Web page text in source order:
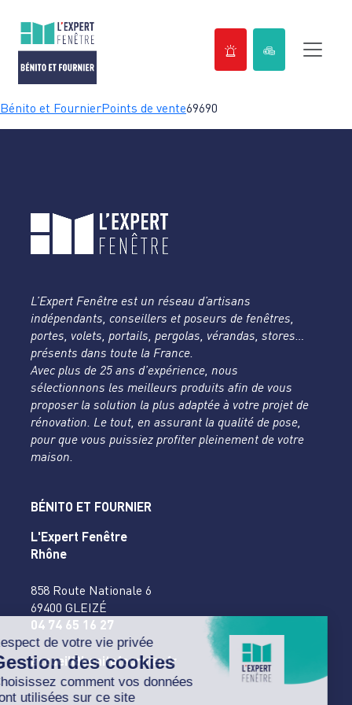
Passer
Bénito et FournierPoints de vente69690
L’Expert Fenêtre est un réseau d’artisans
indépendants, conseillers et poseurs de fenêtres,
portes, volets, portails, pergolas, vérandas, stores…
présents dans toute la France.
Avec plus de 25 ans d’expérience, nous
sélectionnons les meilleurs produits afin de vous
proposer la solution la plus adaptée à votre projet de
rénovation. Le tout, en assurant la qualité de pose,
pour que vous puissiez profiter pleinement de votre
maison.
BÉNITO ET FOURNIER
L'Expert Fenêtre
Rhône
858 Route Nationale 6
69400 GLEIZÉ
04 74 65 16 27
accueil@benitofournier.fr